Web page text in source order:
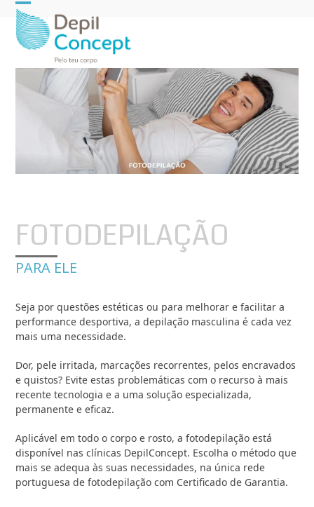
Open
mobile
menu
Close
mobile
menu
FOTODEPILAÇÃO
PARA ELE
Seja por questões estéticas ou para melhorar e facilitar a
performance desportiva, a depilação masculina é cada vez
mais uma necessidade.
Dor, pele irritada, marcações recorrentes, pelos encravados
e quistos? Evite estas problemáticas com o recurso à mais
recente tecnologia e a uma solução especializada,
permanente e eficaz.
Aplicável em todo o corpo e rosto, a fotodepilação está
disponível nas clínicas DepilConcept. Escolha o método que
mais se adequa às suas necessidades, na única rede
portuguesa de fotodepilação com Certificado de Garantia.